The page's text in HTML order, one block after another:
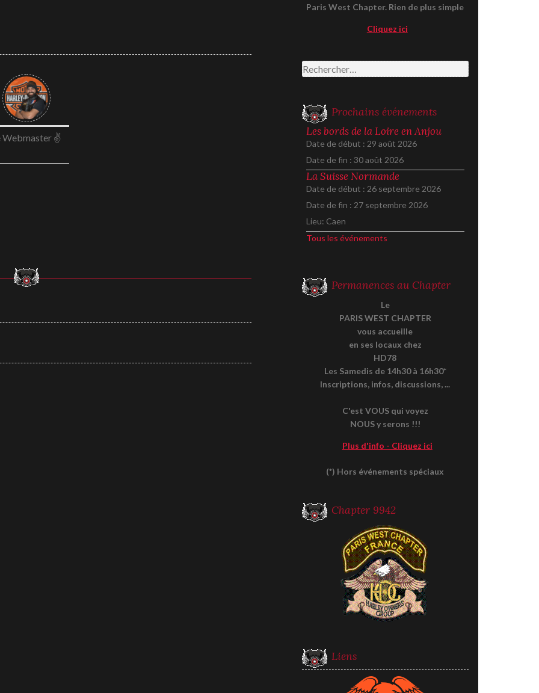
Webmaster ✌️
Paris West Chapter. Rien de plus simple
Cliquez ici
Rechercher :
Prochains événements
Les bords de la Loire en Anjou
Date de début : 29 août 2026
Date de fin : 30 août 2026
La Suisse Normande
Date de début : 26 septembre 2026
Date de fin : 27 septembre 2026
Lieu: Caen
Tous les événements
Permanences au Chapter
Le
PARIS WEST CHAPTER
vous accueille
en ses locaux chez
HD78
Les Samedis de 14h30 à 16h30*
Inscriptions, infos, discussions, ...
C'est VOUS qui voyez
NOUS y serons !!!
Plus d'info - Cliquez ici
(*) Hors événements spéciaux
Chapter 9942
Liens